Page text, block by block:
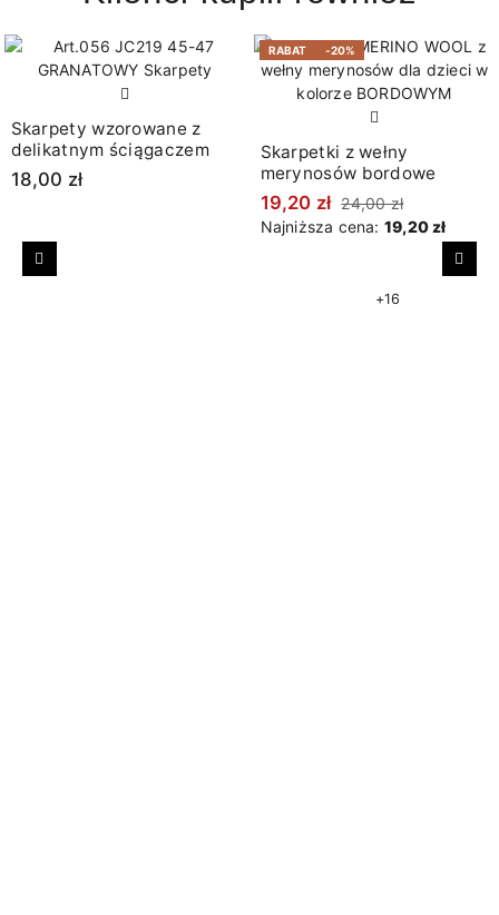
Skarpety wzorowane z
delikatnym ściągaczem
18,00 zł
RABAT -20%
Skarpetki z wełny
merynosów bordowe
19,20 zł 24,00 zł
Najniższa cena: 19,20 zł
+16
Poprzedni